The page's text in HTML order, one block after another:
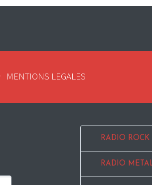
MENTIONS LEGALES
RADIO
RADIO